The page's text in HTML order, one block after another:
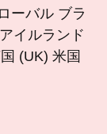
ーバル ブラ
アイルランド
(UK) 米国